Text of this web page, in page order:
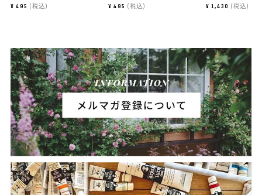
¥ 495 税込 ¥ 495 税込 ¥ 1,430 税込